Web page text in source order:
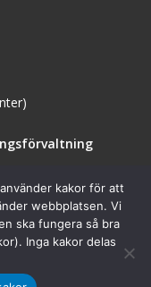
(öppnas
nytt
fönster)
kakor för att
webbplatsen. Vi
ska fungera så bra
Inga kakor delas